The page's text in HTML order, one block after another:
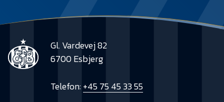
Gl. Vardevej 82
6700 Esbjerg
Telefon:+45 75 45 33 55